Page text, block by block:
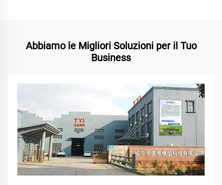
Abbiamo le Migliori Soluzioni per il Tuo
Business